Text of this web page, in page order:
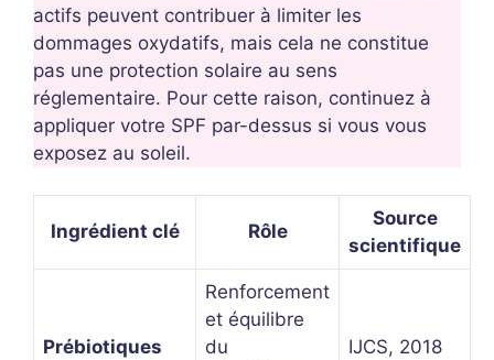
actifs peuvent contribuer à limiter les
dommages oxydatifs, mais cela ne constitue
pas une protection solaire au sens
réglementaire. Pour cette raison, continuez à
appliquer votre SPF par-dessus si vous vous
exposez au soleil.
Ingrédient clé Rôle
Source
scientifique
Prébiotiques
Renforcement
et équilibre
du
IJCS, 2018